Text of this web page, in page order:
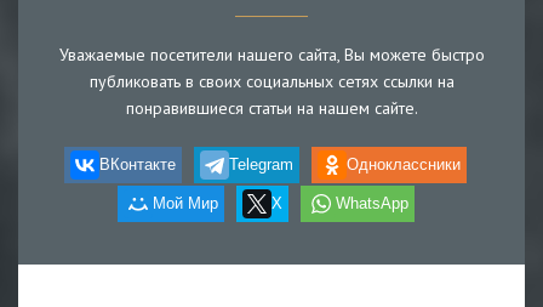
Уважаемые посетители нашего сайта, Вы можете быстро
публиковать в своих социальных сетях ссылки на
понравившиеся статьи на нашем сайте.
ВКонтакте Telegram Одноклассники
Мой Мир X WhatsApp